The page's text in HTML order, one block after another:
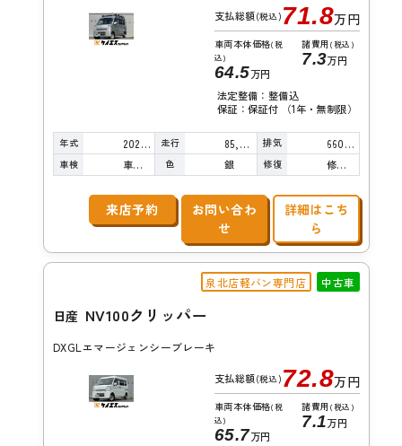
支払総額(税込) 71.8万円
車両本体価格(税
込)
64.5万円
諸費用 (税込)
7.3万円
法定整備：整備込
保証：保証付 （1年・無制限）
年式 2022年 走行 85,000km 排気 660cc
車検 車検整備付 色 銀 修復 修復歴無し
来店予約
お問い合わ
せ
詳細はこち
ら
泉北店軽バン専門店 中古車
日産 NV100クリッパー
DXGLエマージェンシーブレーキ
支払総額(税込) 72.8万円
車両本体価格(税
込)
65.7万円
諸費用 (税込)
7.1万円